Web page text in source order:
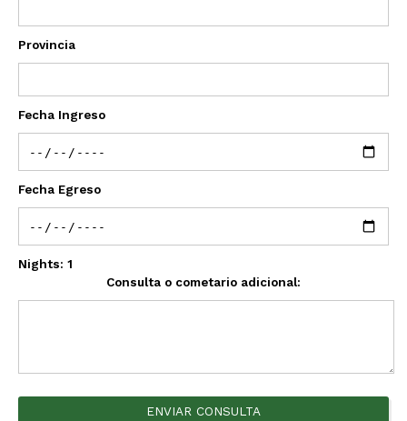
Provincia
Fecha Ingreso
Fecha Egreso
Nights: 1
Consulta o cometario adicional:
ENVIAR CONSULTA